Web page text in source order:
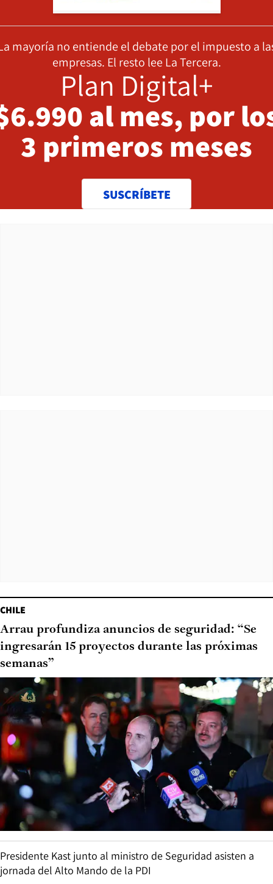
mayoría no entiende el debate por el impuesto a
empresas. El resto lee La Tercera.
Plan Digital+
al mes, por
3 primeros meses
SUSCRÍBETE
CHILE
Arrau profundiza anuncios de seguridad: “Se
ingresarán 15 proyectos durante las próximas
semanas”
Presidente Kast junto al ministro de Seguridad asisten a
jornada del Alto Mando de la PDI